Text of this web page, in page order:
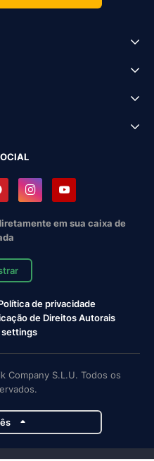
em sua caixa de
de privacidade
de Direitos Autorais
S.L.U. Todos os